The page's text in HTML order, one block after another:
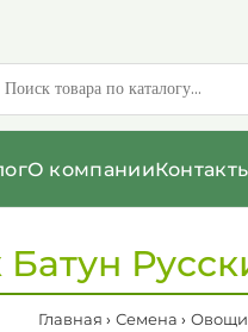
О компании
Батун
Главная Семена Овощи